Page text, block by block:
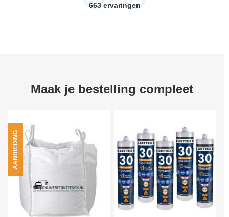
663 ervaringen
Maak je bestelling compleet
AANBIEDING